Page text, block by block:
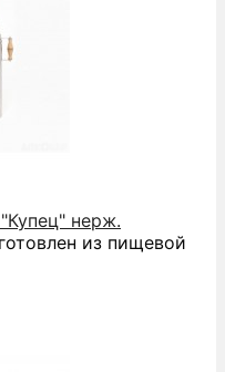
нерж.
из пищевой